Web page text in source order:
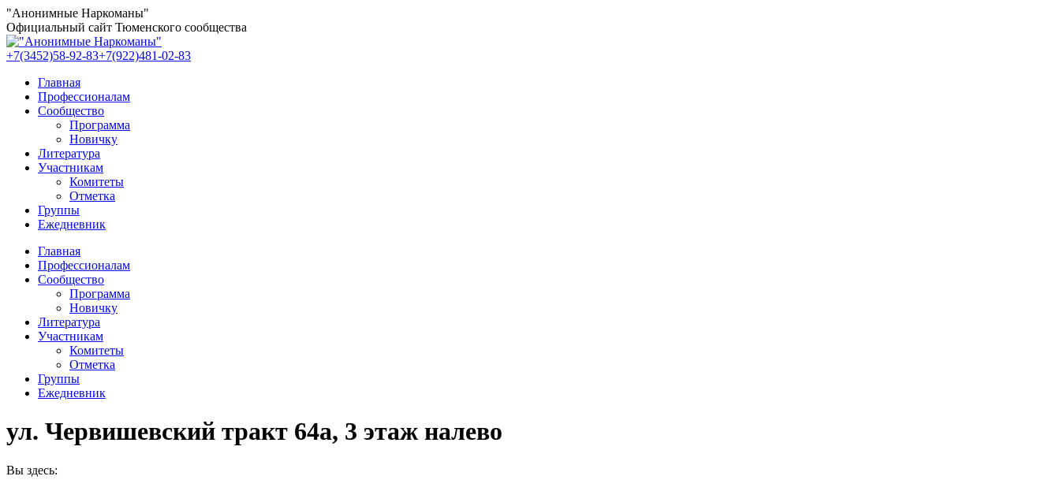
Перейти
к
содержанию
"Анонимные Наркоманы"
Официальный сайт Тюменского сообщества
+7(3452)58-92-83+7(922)481-02-83
Главная
Профессионалам
Сообщество
Программа
Новичку
Литература
Участникам
Комитеты
Отметка
Группы
Ежедневник
Главная
Профессионалам
Сообщество
Программа
Новичку
Литература
Участникам
Комитеты
Отметка
Группы
Ежедневник
ул. Червишевский тракт 64а, 3 этаж налево
Вы здесь: